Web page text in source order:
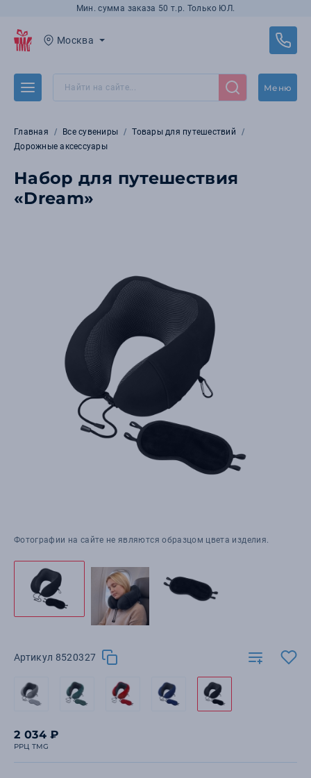
Мин. сумма заказа 50 т.р. Только ЮЛ.
Москва
Меню
Главная Все сувениры
Товары для путешествий
Дорожные аксессуары
Набор для путешествия
«Dream»
Фотографии на сайте не являются образцом цвета изделия.
Артикул 8520327
2 034 ₽
РРЦ TMG